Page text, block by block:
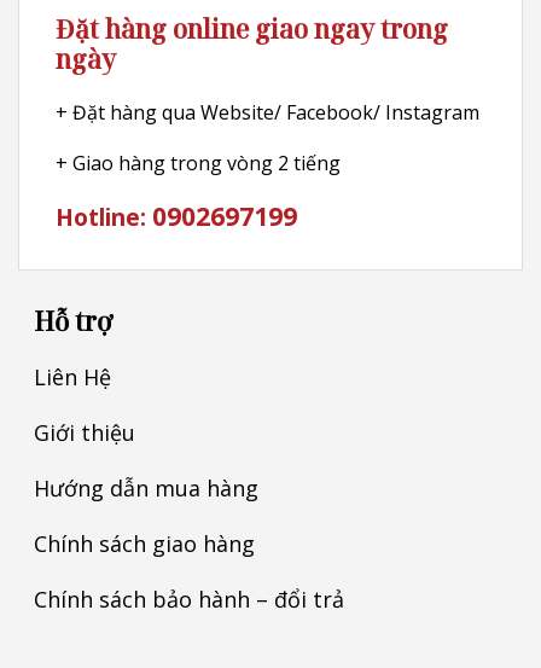
Đặt hàng online giao ngay trong
ngày
+ Đặt hàng qua Website/ Facebook/ Instagram
+ Giao hàng trong vòng 2 tiếng
Hotline: 0902697199
Hỗ trợ
Liên Hệ
Giới thiệu
Hướng dẫn mua hàng
Chính sách giao hàng
Chính sách bảo hành – đổi trả